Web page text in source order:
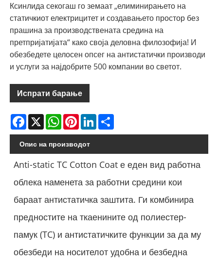
Ксинлида секогаш го земаат „елиминирањето на
статичкиот електрицитет и создавањето простор без
прашина за производствената средина на
претпријатијата“ како своја деловна филозофија! И
обезбедете целосен опсег на антистатички производи
и услуги за најдобрите 500 компании во светот.
Испрати барање
Facebook
X WhatsApp
PinterestLinkedIn
Опис на производот
Anti-static TC Cotton Coat е еден вид работна
облека наменета за работни средини кои
бараат антистатичка заштита. Ги комбинира
предностите на ткаенините од полиестер-
памук (TC) и антистатичките функции за да му
обезбеди на носителот удобна и безбедна